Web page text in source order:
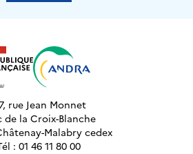
rue Jean Monnet
de la Croix-Blanche
Malabry cedex
: 01 46 11 80 00